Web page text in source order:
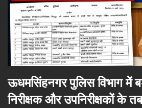
ऊधमसिंहनगर पुलिस विभाग में
निरीक्षक और उपनिरीक्षकों के